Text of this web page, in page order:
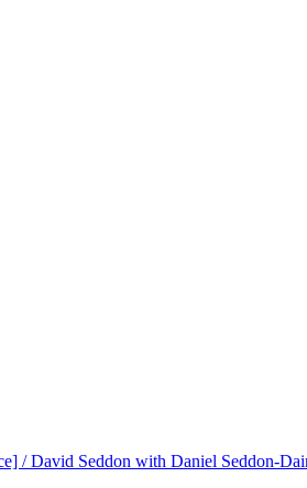
/ David Seddon with Daniel Seddon-